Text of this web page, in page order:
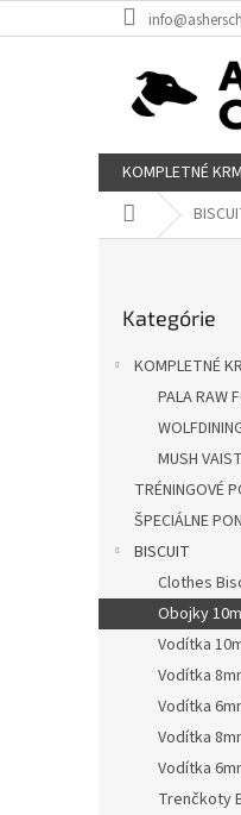
na
KOMPLETNÉ
Domov
kategórie
Kategórie
KOMPLETNÉ
PALA RAW
MUSH
TRÉNINGOVÉ
ŠPECIÁLNE
BISCUIT
Clothes
Obojky
Vodítka
Vodítka
Vodítka
Vodítka
Vodítka
Trenčkoty